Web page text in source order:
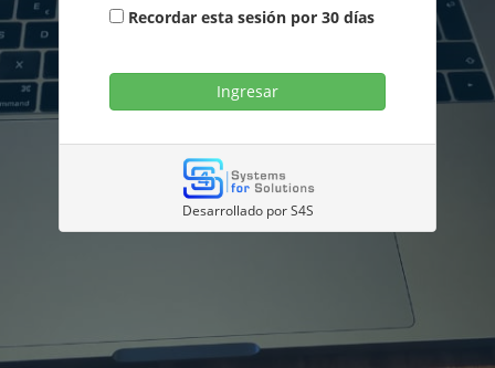
Recordar esta sesión por 30 días
Desarrollado por S4S